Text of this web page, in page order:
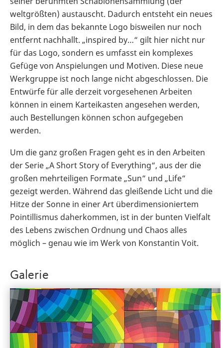
weltgrößten) austauscht. Dadurch entsteht ein neues
Bild, in dem das bekannte Logo bisweilen nur noch
entfernt nachhallt. „inspired by…“ gilt hier nicht nur
für das Logo, sondern es umfasst ein komplexes
Gefüge von Anspielungen und Motiven. Diese neue
Werkgruppe ist noch lange nicht abgeschlossen. Die
Entwürfe für alle derzeit vorgesehenen Arbeiten
können in einem Karteikasten angesehen werden,
auch Bestellungen können schon aufgegeben
werden.
Um die ganz großen Fragen geht es in den Arbeiten
der Serie „A Short Story of Everything“, aus der die
großen mehrteiligen Formate „Sun“ und „Life“
gezeigt werden. Während das gleißende Licht und die
Hitze der Sonne in einer Art überdimensioniertem
Pointillismus daherkommen, ist in der bunten Vielfalt
des Lebens zwischen Ordnung und Chaos alles
möglich – genau wie im Werk von Konstantin Voit.
Galerie